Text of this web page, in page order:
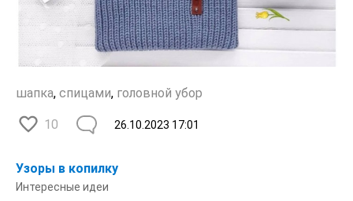
шапка, спицами, головной убор
10 26.10.2023 17:01
Узоры в копилку
Интересные идеи